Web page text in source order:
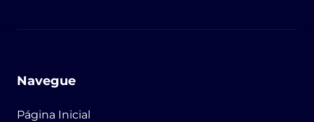
Navegue
Página Inicial